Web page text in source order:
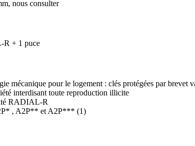
nous consulter
R + 1 puce
mécanique pour le logement : clés protégées par brevet
interdisant toute reproduction illicite
RADIAL-R
, A2P** et A2P*** (1)